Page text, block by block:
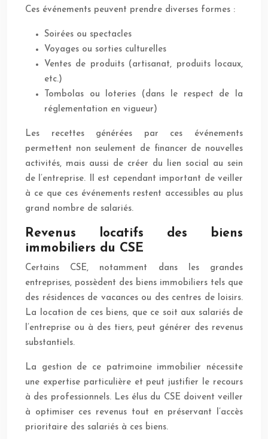
Ces événements peuvent prendre diverses formes :
Soirées ou spectacles
Voyages ou sorties culturelles
Ventes de produits (artisanat, produits locaux,
etc.)
Tombolas ou loteries (dans le respect de la
réglementation en vigueur)
Les recettes générées par ces événements
permettent non seulement de financer de nouvelles
activités, mais aussi de créer du lien social au sein
de l’entreprise. Il est cependant important de veiller
à ce que ces événements restent accessibles au plus
grand nombre de salariés.
Revenus locatifs des biens
immobiliers du CSE
Certains CSE, notamment dans les grandes
entreprises, possèdent des biens immobiliers tels que
des résidences de vacances ou des centres de loisirs.
La location de ces biens, que ce soit aux salariés de
l’entreprise ou à des tiers, peut générer des revenus
substantiels.
La gestion de ce patrimoine immobilier nécessite
une expertise particulière et peut justifier le recours
à des professionnels. Les élus du CSE doivent veiller
à optimiser ces revenus tout en préservant l’accès
prioritaire des salariés à ces biens.